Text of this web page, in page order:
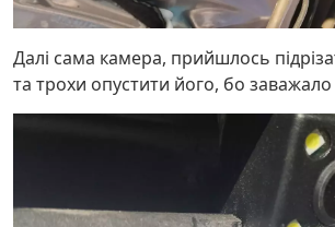
Далі сама камера, прийшлось
та трохи опустити його, бо заважало